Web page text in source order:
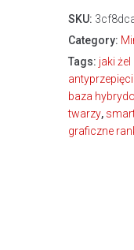
SKU:
Category:
Tags: jaki
baza
twarzy,
graficzne